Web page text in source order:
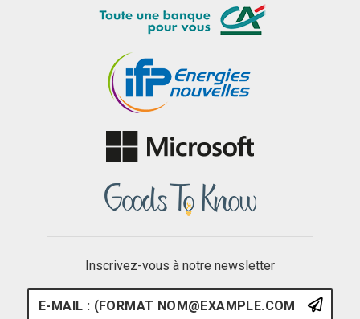
Inscrivez-vous à notre newsletter
E-mail : (format